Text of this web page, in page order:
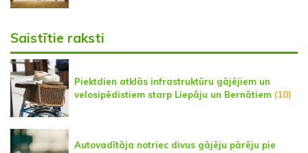
Saistītie raksti
Piektdien atklās infrastruktūru gājējiem un
velosipēdistiem starp Liepāju un Bernātiem (10)
Autovadītāja notriec divus gājēju pārēju pie